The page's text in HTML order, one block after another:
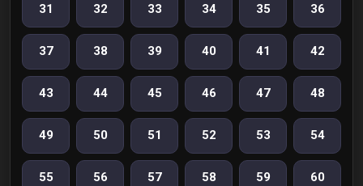
31 32 33 34 35 36
37 38 39 40 41 42
43 44 45 46 47 48
49 50 51 52 53 54
55 56 57 58 59 60